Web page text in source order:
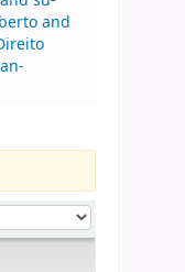
and